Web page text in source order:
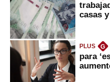
casas
PLUS G
para